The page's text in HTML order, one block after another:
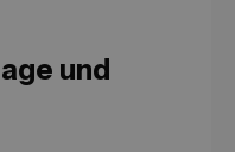
und